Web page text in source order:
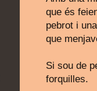
que és
pebrot i
que
Si sou de
forquilles.